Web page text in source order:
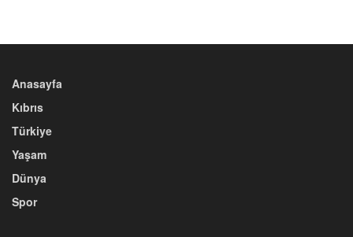
Anasayfa
Kıbrıs
Türkiye
Yaşam
Dünya
Spor